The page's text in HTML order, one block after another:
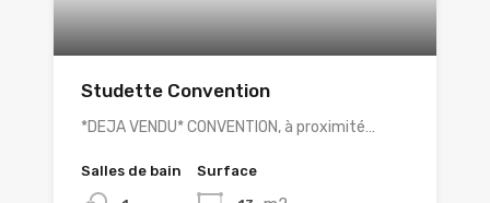
Studette Convention
*DEJA VENDU* CONVENTION, à proximité…
Salles de bain Surface